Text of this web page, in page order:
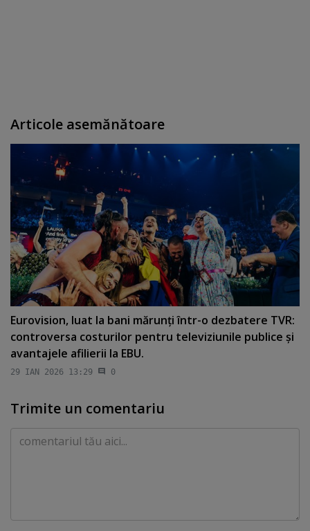
Articole asemănătoare
Eurovision, luat la bani mărunţi într-o dezbatere TVR:
controversa costurilor pentru televiziunile publice şi
avantajele afilierii la EBU.
29 IAN 2026 13:29 0
Trimite un comentariu
Comentariu